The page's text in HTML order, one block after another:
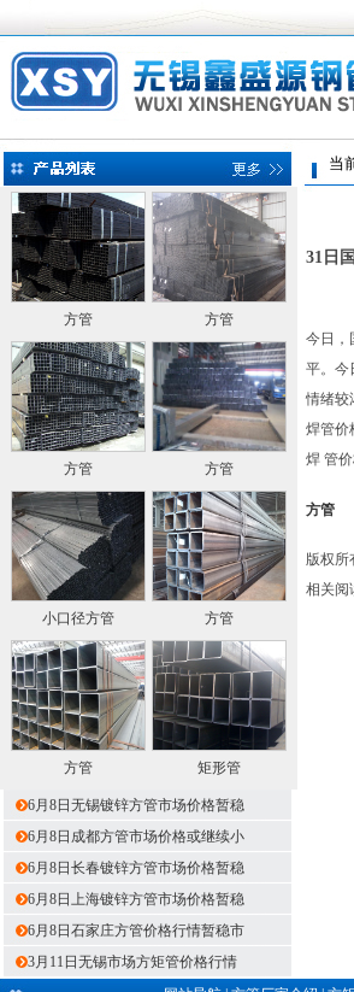
方管 方管
方管 方管
小口径方管 方管
方管 矩形管
6月8日无锡镀锌方管市场价格暂稳
6月8日成都方管市场价格或继续小
6月8日长春镀锌方管市场价格暂稳
6月8日上海镀锌方管市场价格暂稳
6月8日石家庄方管价格行情暂稳市
3月11日无锡市场方矩管价格行情
当前
31日
今日，
平。今
情绪较
焊管价
焊 管
方管
版权所
相关阅